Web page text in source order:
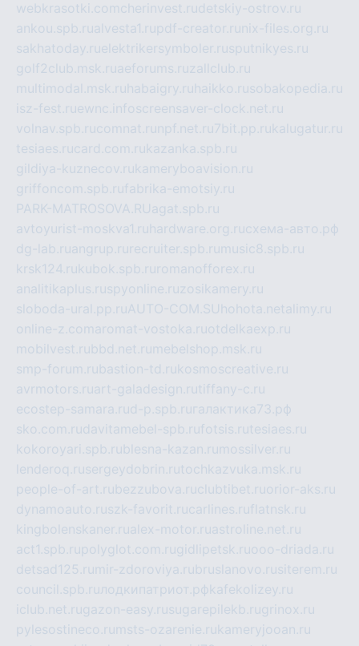
webkrasotki.comcherinvest.rudetskiy-ostrov.ru
ankou.spb.rualvesta1.rupdf-creator.ru nix-files.org.ru
sakhatoday.ruelektrikersymboler.rusputnikyes.ru
golf2club.msk.ruaeforums.ruzallclub.ru
multimodal.msk.ru habaigry.ru haikko.rusobakopedia.ru
isz-fest.ruewnc.infoscreensaver-clock.net.ru
volnav.spb.rucomnat.ru npf.net.ru7bit.pp.rukalugatur.ru
tesiaes.rucard.com.rukazanka.spb.ru
gildiya-kuznecov.rukameryboavision.ru
griffoncom.spb.rufabrika-emotsiy.ru
PARK-MATROSOVA.RUagat.spb.ru
avtoyurist-moskva1.ru hardware.org.ruсхема-авто.рф
dg-lab.ruangrup.ru recruiter.spb.ru music8.spb.ru
krsk124.rukubok.spb.ru romanofforex.ru
analitikaplus.ruspyonline.ruzosikamery.ru
sloboda-ural.pp.ruAUTO-COM.SU hohota.netalimy.ru
online-z.comaromat-vostoka.ruotdelkaexp.ru
mobilvest.rubbd.net.ru mebelshop.msk.ru
smp-forum.rubastion-td.rukosmoscreative.ru
avrmotors.ruart-galadesign.rutiffany-c.ru
ecostep-samara.rud-p.spb.ru галактика73.рф
sko.com.rudavitamebel-spb.rufotsis.rutesiaes.ru
kokoroyari.spb.rublesna-kazan.ru mossilver.ru
lenderoq.rusergeydobrin.rutochkazvuka.msk.ru
people-of-art.rubezzubova.ruclubtibet.ruorior-aks.ru
dynamoauto.ruszk-favorit.rucarlines.ruflatnsk.ru
kingbolenskaner.rualex-motor.ruastroline.net.ru
act1.spb.rupolyglot.com.rugidlipetsk.ruooo-driada.ru
detsad125.ru mir-zdoroviya.rubruslanovo.rusiterem.ru
council.spb.ruлодкипатриот.рфkafekolizey.ru
iclub.net.rugazon-easy.rusugarepilekb.rugrinox.ru
pylesostineco.ru msts-ozarenie.rukameryjooan.ru